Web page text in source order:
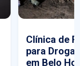
Clínica de
para
em Belo